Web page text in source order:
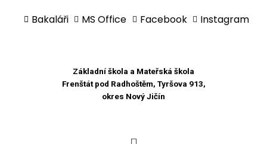
Bakaláři MS Office Facebook Instagram
Základní škola a Mateřská škola
Frenštát pod Radhoštěm, Tyršova 913,
okres Nový Jičín